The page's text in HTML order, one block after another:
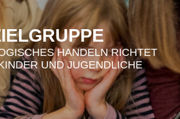
HANDELN RICHTET
UND JUGENDLICHE